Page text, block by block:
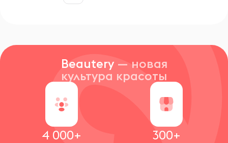
Beautery — новая
культура красоты
4 000+ 300+